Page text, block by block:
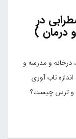
در
درمان )
درخانه و مدرسه و
تاب آوری
و ترس چیست؟